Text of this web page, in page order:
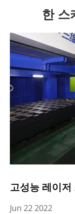
한 스
고성능 레이
Jun 22 2022